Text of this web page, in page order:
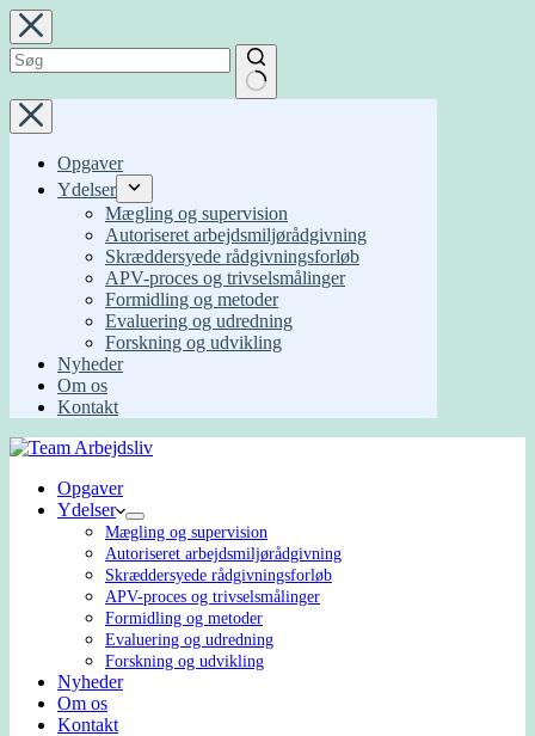
Fortsæt
til
indhold
Ingen
resultater
Opgaver
Ydelser
Mægling og supervision
Autoriseret arbejdsmiljørådgivning
Skræddersyede rådgivningsforløb
APV-proces og trivselsmålinger
Formidling og metoder
Evaluering og udredning
Forskning og udvikling
Nyheder
Om os
Kontakt
Opgaver
Ydelser
Mægling og supervision
Autoriseret arbejdsmiljørådgivning
Skræddersyede rådgivningsforløb
APV-proces og trivselsmålinger
Formidling og metoder
Evaluering og udredning
Forskning og udvikling
Nyheder
Om os
Kontakt